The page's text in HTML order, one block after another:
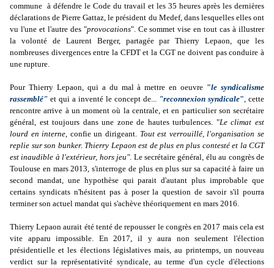
commune à défendre le Code du travail et les 35 heures après les dernières
déclarations de Pierre Gattaz, le président du Medef, dans lesquelles elles ont
vu l'une et l'autre des "provocations". Ce sommet vise en tout cas à illustrer
la volonté de Laurent Berger, partagée par Thierry Lepaon, que les
nombreuses divergences entre la CFDT et la CGT ne doivent pas conduire à
une rupture.
Pour Thierry Lepaon, qui a du mal à mettre en oeuvre "le syndicalisme
rassemblé" et qui a inventé le concept de... "reconnexion syndicale", cette
rencontre arrive à un moment où la centrale, et en particulier son secrétaire
général, est toujours dans une zone de hautes turbulences. "Le climat est
lourd en interne, confie un dirigeant. Tout est verrouillé, l'organisation se
replie sur son bunker. Thierry Lepaon est de plus en plus contesté et la CGT
est inaudible à l'extérieur, hors jeu". Le secrétaire général, élu au congrès de
Toulouse en mars 2013, s'interroge de plus en plus sur sa capacité à faire un
second mandat, une hypothèse qui parait d'autant plus improbable que
certains syndicats n'hésitent pas à poser la question de savoir s'il pourra
terminer son actuel mandat qui s'achève théoriquement en mars 2016.
Thierry Lepaon aurait été tenté de repousser le congrès en 2017 mais cela est
vite apparu impossible. En 2017, il y aura non seulement l'élection
présidentielle et les élections législatives mais, au printemps, un nouveau
verdict sur la représentativité syndicale, au terme d'un cycle d'élections